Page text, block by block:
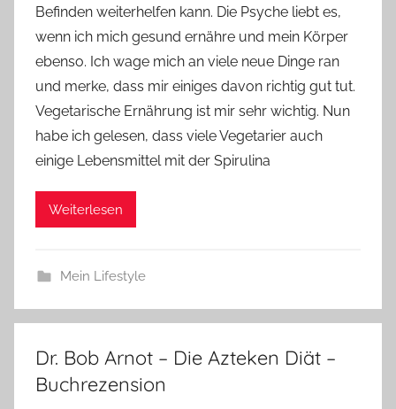
n
n
e
Befinden weiterhelfen kann. Die Psyche liebt es,
wenn ich mich gesund ernähre und mein Körper
ebenso. Ich wage mich an viele neue Dinge ran
und merke, dass mir einiges davon richtig gut tut.
Vegetarische Ernährung ist mir sehr wichtig. Nun
habe ich gelesen, dass viele Vegetarier auch
einige Lebensmittel mit der Spirulina
Weiterlesen
Mein Lifestyle
Dr. Bob Arnot – Die Azteken Diät –
Buchrezension